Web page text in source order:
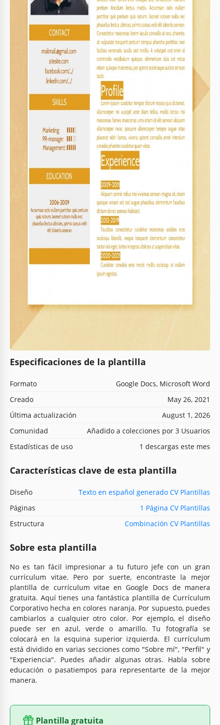
Especificaciones de la plantilla
Formato
Google Docs, Microsoft Word
Creado
May 26, 2021
Última actualización
August 1, 2026
Comunidad
Añadido a colecciones por 3 Usuarios
Estadísticas de uso
1 descargas este mes
Características clave de esta plantilla
Diseño
Texto en español generado CV Plantillas
Páginas
1 Página CV Plantillas
Estructura
Combinación CV Plantillas
Sobre esta plantilla
No es tan fácil impresionar a tu futuro jefe con un gran
currículum vitae. Pero por suerte, encontraste la mejor
plantilla de currículum vitae en Google Docs de manera
gratuita. Aquí tienes una fantástica plantilla de Currículum
Corporativo hecha en colores naranja. Por supuesto, puedes
cambiarlos a cualquier otro color. Por ejemplo, el diseño
puede ser en azul, verde o amarillo. Tu fotografía se
colocará en la esquina superior izquierda. El currículum
está dividido en varias secciones como "Sobre mí", "Perfil" y
"Experiencia". Puedes añadir algunas otras. Habla sobre
educación o pasatiempos para representarte de la mejor
manera.
Plantilla gratuita